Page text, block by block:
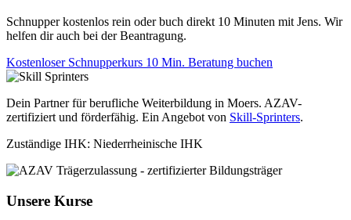
Schnupper kostenlos rein oder buch direkt 10 Minuten mit Jens. Wir
helfen dir auch bei der Beantragung.
Kostenloser Schnupperkurs 10 Min. Beratung buchen
Dein Partner für berufliche Weiterbildung in Moers. AZAV-
zertifiziert und förderfähig. Ein Angebot von Skill-Sprinters.
Zuständige IHK: Niederrheinische IHK
Unsere Kurse